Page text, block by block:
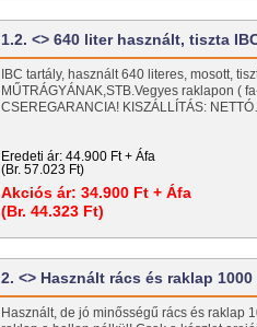
1.2. <> 640 liter használt, tiszta
IBC tartály, használt 640 literes, mosott,
MŰTRÁGYÁNAK,STB.Vegyes raklapon (
CSEREGARANCIA! KISZÁLLÍTÁS:
Eredeti ár: 44.900 Ft + Áfa
(Br. 57.023 Ft)
Akciós ár: 34.900 Ft + Áfa
(Br. 44.323 Ft)
2. <> Használt rács és raklap
Használt, de jó minősségű rács és raklap